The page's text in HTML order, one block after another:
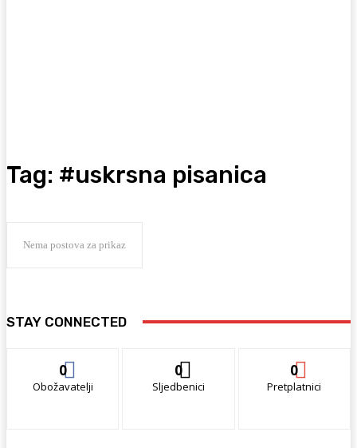
Tag: #uskrsna pisanica
Nema postova za prikaz
STAY CONNECTED
0
Obožavatelji
0
Sljedbenici
0
Pretplatnici